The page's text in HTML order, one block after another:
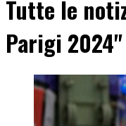
Tutte le
Parigi 2024"